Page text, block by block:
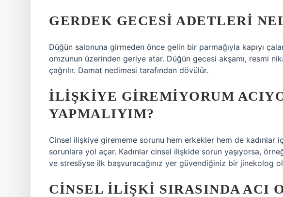
GERDEK GECESI ADETLERI
Düğün salonuna girmeden önce gelin bir parmağıyla kapıyı
omzunun üzerinden geriye atar. Düğün gecesi akşamı, resmi
çağrılır. Damat nedimesi tarafından dövülür.
İLIŞKIYE GIREMIYORUM
YAPMALIYIM?
Cinsel ilişkiye girememe sorunu hem erkekler hem de
sorunlara yol açar. Kadınlar cinsel ilişkide sorun yaşıyorsa,
ve stresliyse ilk başvuracağınız yer güvendiğiniz bir jinekolog
CINSEL ILIŞKI SIRASINDA ACI